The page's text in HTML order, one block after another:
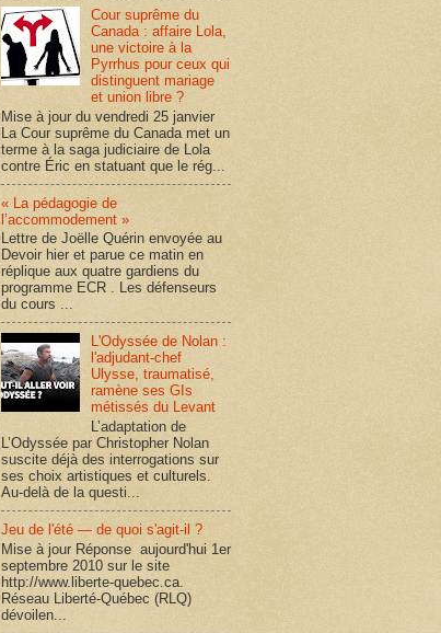
Cour suprême du
Canada : affaire Lola,
une victoire à la
Pyrrhus pour ceux qui
distinguent mariage
et union libre ?
Mise à jour du vendredi 25 janvier
La Cour suprême du Canada met un
terme à la saga judiciaire de Lola
contre Éric en statuant que le rég...
« La pédagogie de
l’accommodement »
Lettre de Joëlle Quérin envoyée au
Devoir hier et parue ce matin en
réplique aux quatre gardiens du
programme ECR . Les défenseurs
du cours ...
L'Odyssée de Nolan :
l'adjudant-chef
Ulysse, traumatisé,
ramène ses GIs
métissés du Levant
L’adaptation de
L’Odyssée par Christopher Nolan
suscite déjà des interrogations sur
ses choix artistiques et culturels.
Au-delà de la questi...
Jeu de l'été — de quoi s'agit-il ?
Mise à jour Réponse aujourd'hui 1er
septembre 2010 sur le site
http://www.liberte-quebec.ca.
Réseau Liberté-Québec (RLQ)
dévoilen...